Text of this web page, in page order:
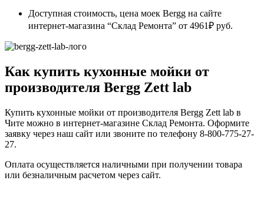
Доступная стоимость, цена моек Bergg на сайте
интернет-магазина “Склад Ремонта” от 4961₽ руб.
Как купить кухонные мойки от
производителя Bergg Zett lab
Купить кухонные мойки от производителя Bergg Zett lab в
Чите можно в интернет-магазине Склад Ремонта. Оформите
заявку через наш сайт или звоните по телефону 8-800-775-27-
27.
Оплата осуществляется наличными при получении товара
или безналичным расчетом через сайт.